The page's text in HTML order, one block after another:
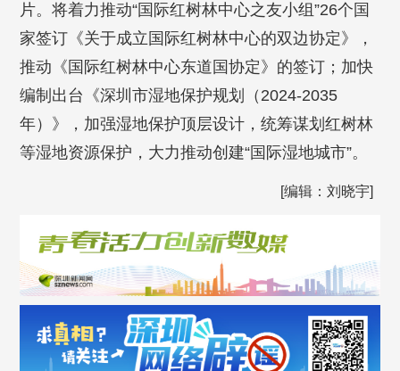
片。将着力推动“国际红树林中心之友小组”26个国
家签订《关于成立国际红树林中心的双边协定》，
推动《国际红树林中心东道国协定》的签订；加快
编制出台《深圳市湿地保护规划（2024-2035
年）》，加强湿地保护顶层设计，统筹谋划红树林
等湿地资源保护，大力推动创建“国际湿地城市”。
[编辑：刘晓宇]